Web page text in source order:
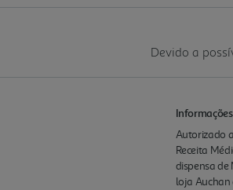
Devido a
Autorizado
Receita
dispensa de
loja